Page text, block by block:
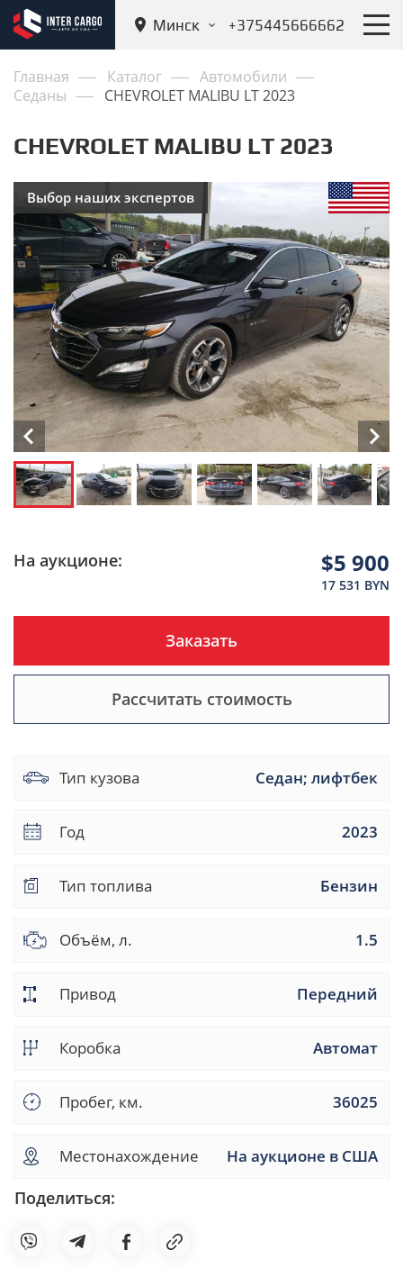
Минск +375445666662
Главная Каталог
Автомобили
Седаны
CHEVROLET MALIBU LT 2023
CHEVROLET MALIBU LT 2023
На аукционе: $5 900
17 531 BYN
Заказать
Рассчитать стоимость
Тип кузова Седан; лифтбек
Год 2023
Тип топлива Бензин
Объём, л. 1.5
Привод Передний
Коробка Автомат
Пробег, км. 36025
Местонахождение На аукционе в США
Поделиться:
Выбор наших экспертов